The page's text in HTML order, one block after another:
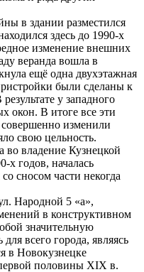
в здании разместился
здесь до 1990-х
изменение внешних
веранда вошла в
ещё одна двухэтажная
были сделаны к
у западного
окон. В итоге все эти
изменили
свою цельность.
во владение Кузнецкой
х годов, началась
сносом части некогда
Народной 5 «а»,
в конструктивном
значительную
всего города, являясь
в Новокузнецке
половины XIX в.